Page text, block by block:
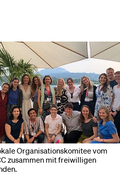
Organisationskomitee vom
zusammen mit freiwilligen